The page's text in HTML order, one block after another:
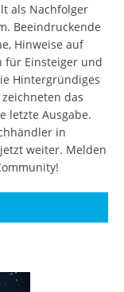
als Nachfolger
Beeindruckende
Hinweise auf
für Einsteiger und
Hintergründiges
das
letzte Ausgabe.
in
weiter. Melden